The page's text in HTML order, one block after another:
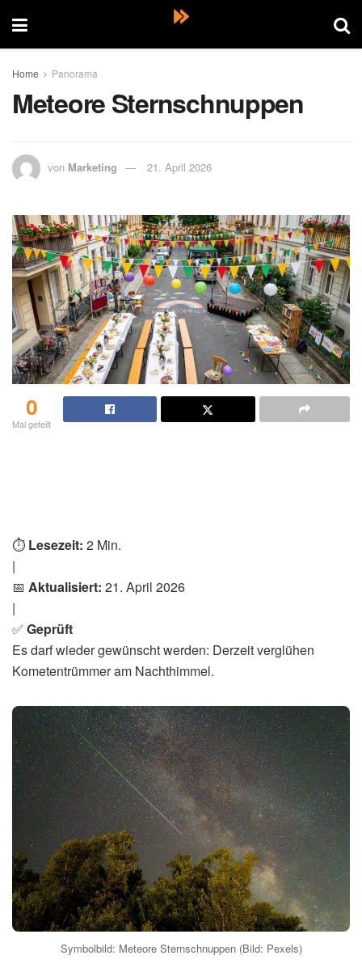
Home Panorama
Meteore Sternschnuppen
von Marketing 21. April 2026
0
Mal geteilt
⏱️ Lesezeit: 2 Min.
|
📅 Aktualisiert: 21. April 2026
|
✅ Geprüft
Es darf wieder gewünscht werden: Derzeit verglühen
Kometentrümmer am Nachthimmel.
Symbolbild: Meteore Sternschnuppen (Bild: Pexels)